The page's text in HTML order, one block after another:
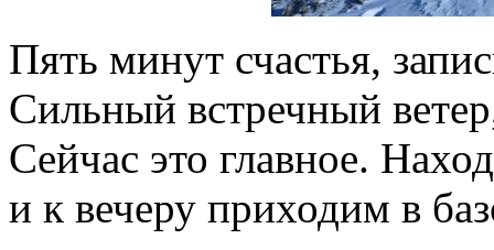
Пять минут счастья,
Сильный встречный
Сейчас это главное.
и к вечеру приходим в